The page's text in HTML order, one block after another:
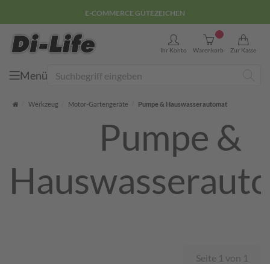
E-COMMERCE GÜTEZEICHEN
Ihr Konto Warenkorb
0
Zur Kasse
Menü
Startseite
Werkzeug Motor-Gartengeräte Pumpe & Hauswasserautomat
Pumpe &
Seite 1 von 1